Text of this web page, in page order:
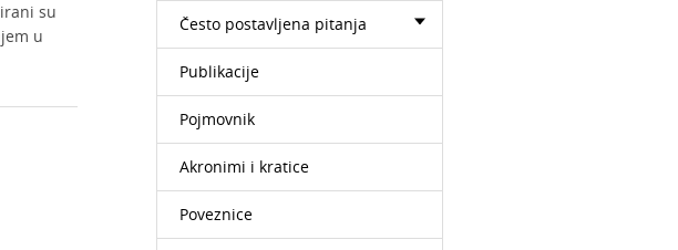
su
u
Često postavljena pitanja
Publikacije
Pojmovnik
Akronimi i kratice
Poveznice